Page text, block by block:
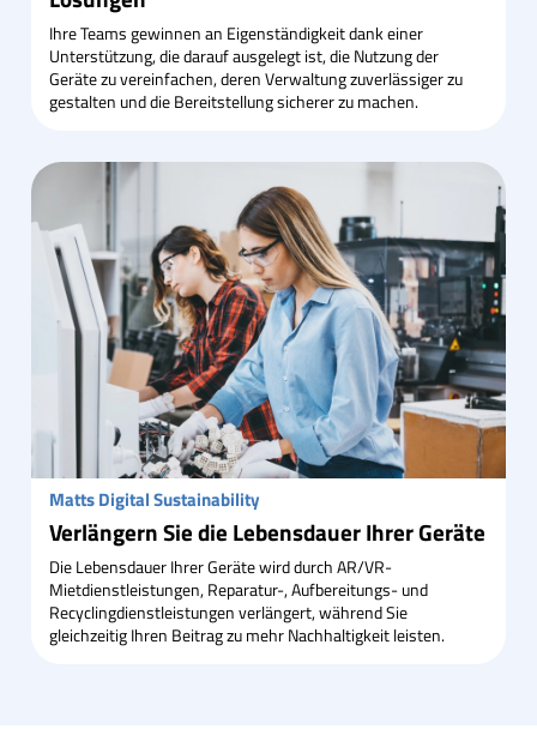
Ihre Teams gewinnen an Eigenständigkeit dank einer
Unterstützung, die darauf ausgelegt ist, die Nutzung der
Geräte zu vereinfachen, deren Verwaltung zuverlässiger zu
gestalten und die Bereitstellung sicherer zu machen.
Matts Digital Sustainability
Verlängern Sie die Lebensdauer Ihrer Geräte
Die Lebensdauer Ihrer Geräte wird durch AR/VR-
Mietdienstleistungen, Reparatur-, Aufbereitungs- und
Recyclingdienstleistungen verlängert, während Sie
gleichzeitig Ihren Beitrag zu mehr Nachhaltigkeit leisten.